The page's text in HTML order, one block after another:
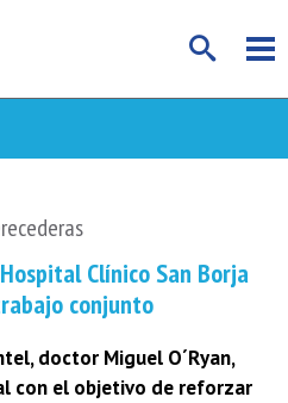
Clínico San Borja
conjunto
doctor Miguel O´Ryan,
con el objetivo de reforzar